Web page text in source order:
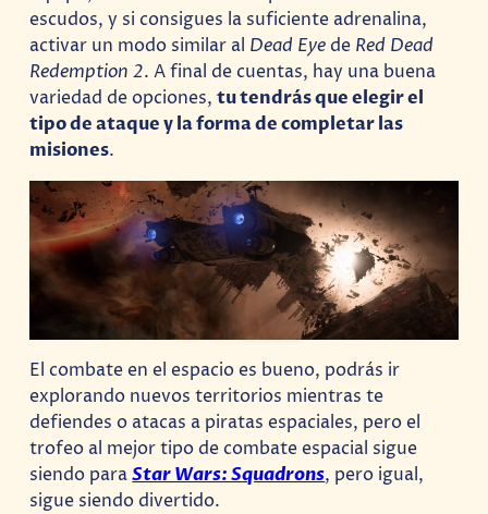
escudos, y si consigues la suficiente adrenalina,
activar un modo similar al Dead Eyede Red Dead
Redemption 2. A final de cuentas, hay una buena
variedad de opciones,tu tendrás que elegir el
tipo de ataque y la forma de completar las
misiones.
El combate en el espacio es bueno, podrás ir
explorando nuevos territorios mientras te
defiendes o atacas a piratas espaciales, pero el
trofeo al mejor tipo de combate espacial sigue
siendo paraStar Wars: Squadrons, pero igual,
sigue siendo divertido.